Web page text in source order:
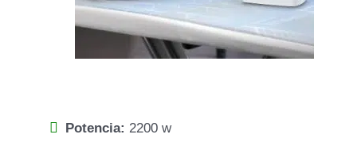
Potencia: 2200 w